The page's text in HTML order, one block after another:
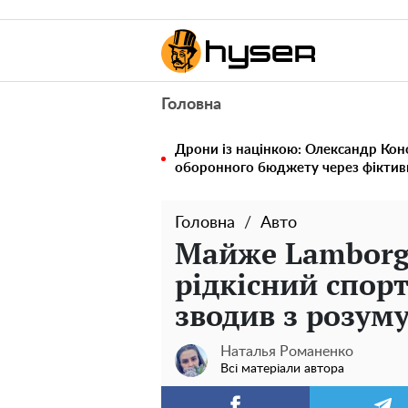
Головна
Дрони із націнкою: Олександр
оборонного бюджету через
Головна Авто
Майже
рідкісний
зводив з
Наталья Романенко
Всі матеріали автора